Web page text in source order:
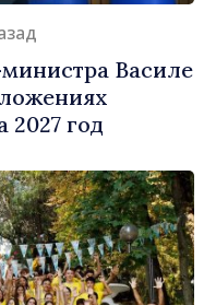
Василе
2027 год